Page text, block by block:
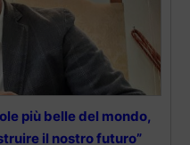
più belle del mondo,
il nostro futuro”